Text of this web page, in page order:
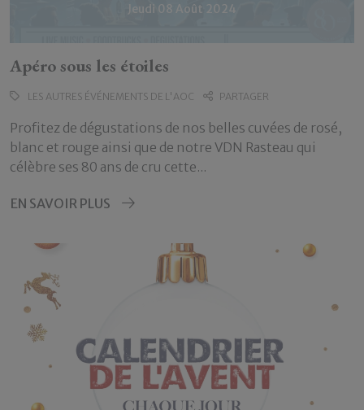
Jeudi 08 Août 2024
Apéro sous les étoiles
LES AUTRES ÉVÉNEMENTS DE L'AOC PARTAGER
Profitez de dégustations de nos belles cuvées de rosé,
blanc et rouge ainsi que de notre VDN Rasteau qui
célèbre ses 80 ans de cru cette...
EN SAVOIR PLUS